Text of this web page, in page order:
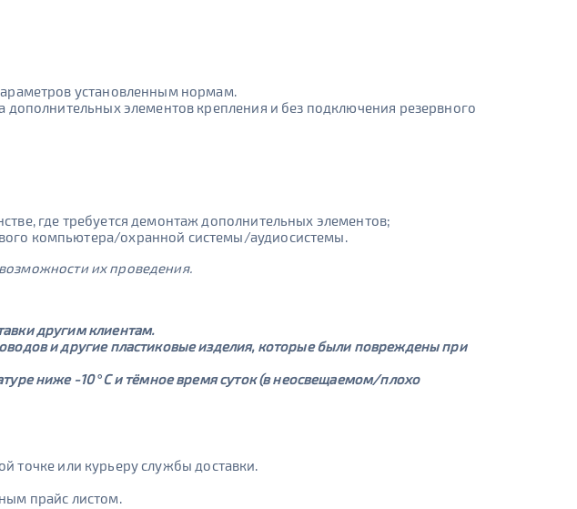
установленным нормам.
элементов крепления и без подключения резервного
где требуется демонтаж дополнительных элементов;
компьютера/охранной системы/аудиосистемы.
их проведения.
другим клиентам.
и другие пластиковые изделия, которые были повреждены при
ниже -10 °С и тёмное время суток (в неосвещаемом/плохо
точке или курьеру службы доставки.
прайс листом.